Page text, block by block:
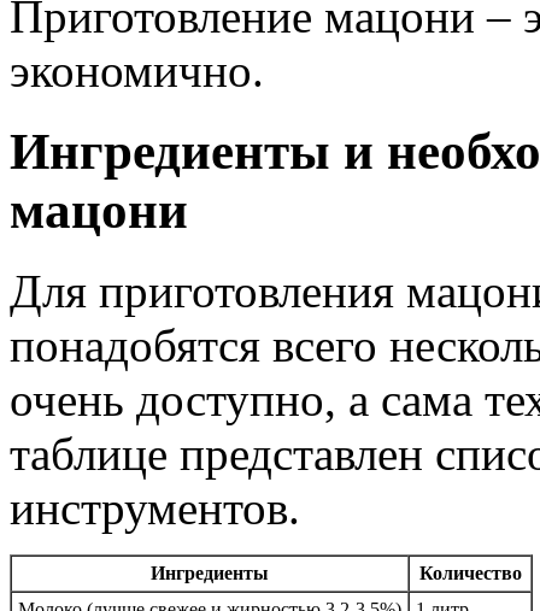
Приготовление мацони –
экономично.
Ингредиенты и
мацони
Для приготовления
понадобятся всего
очень доступно, а сама
таблице представлен
инструментов.
Ингредиенты
Количество